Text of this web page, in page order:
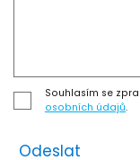
Souhlasím se
osobních údajů.
Odeslat